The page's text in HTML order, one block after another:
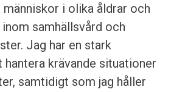
människor i olika åldrar och
samhällsvård och
Jag har en stark
krävande situationer
samtidigt som jag håller